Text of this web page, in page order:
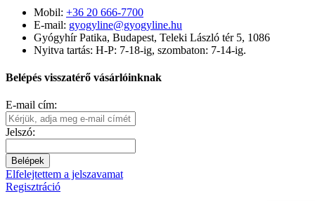
Mobil: +36 20 666-7700
E-mail: gyogyline@gyogyline.hu
Gyógyhír Patika, Budapest, Teleki László tér 5, 1086
Nyitva tartás: H-P: 7-18-ig, szombaton: 7-14-ig.
Belépés visszatérő vásárlóinknak
E-mail cím:
Jelszó:
Belépek
Elfelejtettem a jelszavamat
Regisztráció